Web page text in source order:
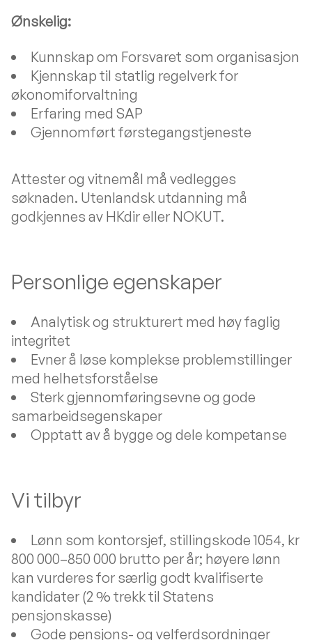
Ønskelig:
Kunnskap om Forsvaret som organisasjon
Kjennskap til statlig regelverk for
økonomiforvaltning
Erfaring med SAP
Gjennomført førstegangstjeneste
Attester og vitnemål må vedlegges
søknaden. Utenlandsk utdanning må
godkjennes av HKdir eller NOKUT.
Personlige egenskaper
Analytisk og strukturert med høy faglig
integritet
Evner å løse komplekse problemstillinger
med helhetsforståelse
Sterk gjennomføringsevne og gode
samarbeidsegenskaper
Opptatt av å bygge og dele kompetanse
Vi tilbyr
Lønn som kontorsjef, stillingskode 1054, kr
800 000–850 000 brutto per år; høyere lønn
kan vurderes for særlig godt kvalifiserte
kandidater (2 % trekk til Statens
pensjonskasse)
Gode pensjons- og velferdsordninger